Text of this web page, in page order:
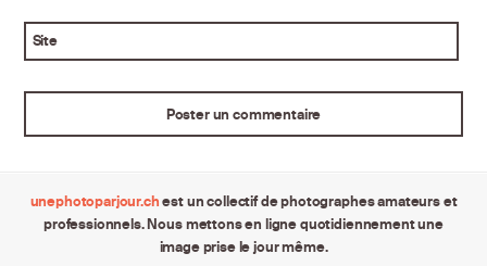
Site
unephotoparjour.chest un collectif de photographes amateurs et
professionnels. Nous mettons en ligne quotidiennement une
image prise le jour même.